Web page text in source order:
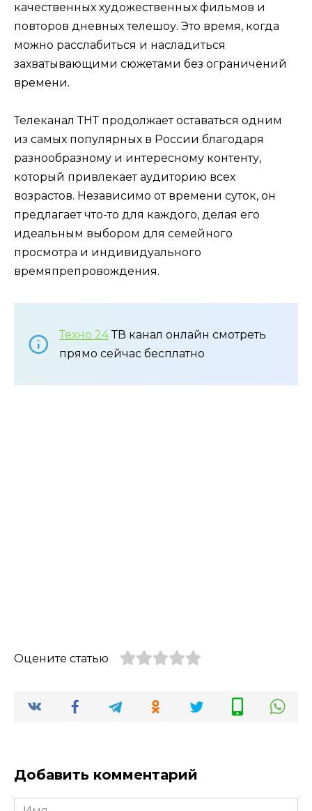
качественных художественных фильмов и
повторов дневных телешоу. Это время, когда
можно расслабиться и насладиться
захватывающими сюжетами без ограничений
времени.
Телеканал ТНТ продолжает оставаться одним
из самых популярных в России благодаря
разнообразному и интересному контенту,
который привлекает аудиторию всех
возрастов. Независимо от времени суток, он
предлагает что-то для каждого, делая его
идеальным выбором для семейного
просмотра и индивидуального
времяпрепровождения.
Техно 24ТВ канал онлайн смотреть
прямо сейчас бесплатно
Оцените статью
Добавить комментарий
Имя